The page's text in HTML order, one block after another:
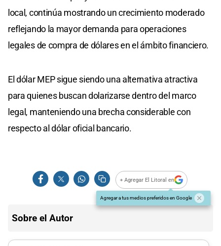
local, continúa mostrando un crecimiento moderado
reflejando la mayor demanda para operaciones
legales de compra de dólares en el ámbito financiero.
El dólar MEP sigue siendo una alternativa atractiva
para quienes buscan dolarizarse dentro del marco
legal, manteniendo una brecha considerable con
respecto al dólar oficial bancario.
+ Agregar El Litoral en
Agregar a tus medios preferidos en Google
Sobre el Autor